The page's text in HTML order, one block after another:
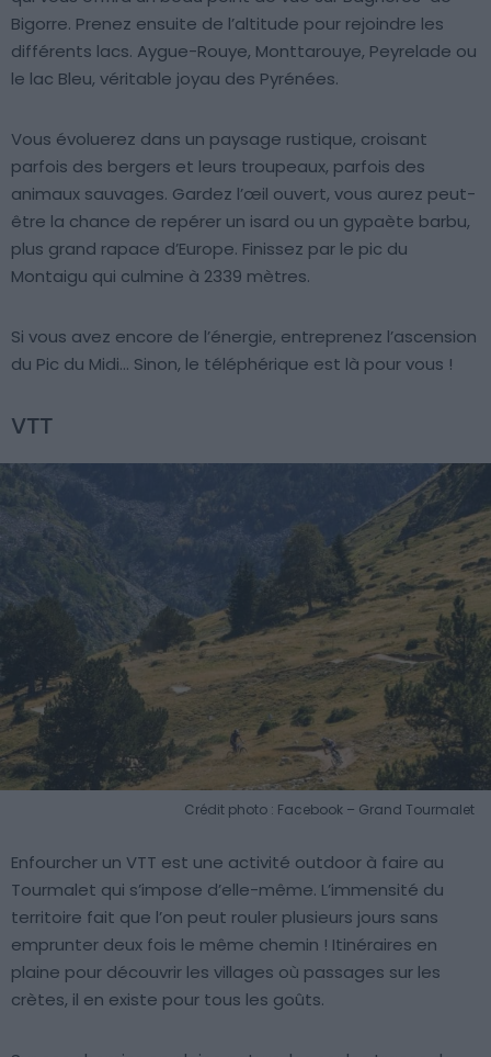
Bigorre. Prenez ensuite de l’altitude pour rejoindre les
différents lacs. Aygue-Rouye, Monttarouye, Peyrelade ou
le lac Bleu, véritable joyau des Pyrénées.
Vous évoluerez dans un paysage rustique, croisant
parfois des bergers et leurs troupeaux, parfois des
animaux sauvages. Gardez l’œil ouvert, vous aurez peut-
être la chance de repérer un isard ou un gypaète barbu,
plus grand rapace d’Europe. Finissez par le pic du
Montaigu qui culmine à 2339 mètres.
Si vous avez encore de l’énergie, entreprenez l’ascension
du Pic du Midi… Sinon, le téléphérique est là pour vous !
VTT
Crédit photo : Facebook – Grand Tourmalet
Enfourcher un VTT est une activité outdoor à faire au
Tourmalet qui s’impose d’elle-même. L’immensité du
territoire fait que l’on peut rouler plusieurs jours sans
emprunter deux fois le même chemin ! Itinéraires en
plaine pour découvrir les villages où passages sur les
crètes, il en existe pour tous les goûts.